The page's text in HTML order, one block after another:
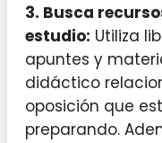
3. Busca
estudio: Utiliza
apuntes y
didáctico
oposición que
preparando.